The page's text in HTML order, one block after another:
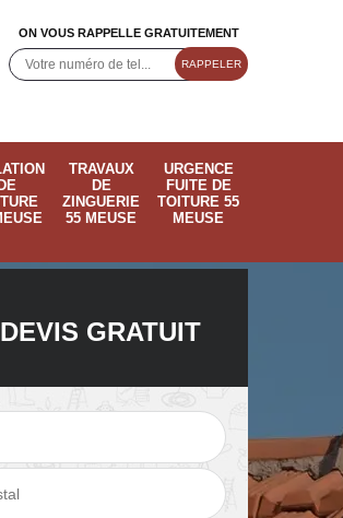
ON VOUS RAPPELLE GRATUITEMENT
DE
TRAVAUX
DE
ZINGUERIE
55 MEUSE
URGENCE
FUITE DE
TOITURE 55
MEUSE
Ramonage de
cheminée 55
DEVIS GRATUIT